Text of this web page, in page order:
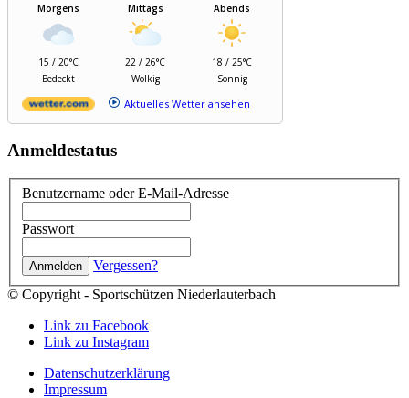
Morgens
15 / 20°C
Bedeckt
Mittags
22 / 26°C
Wolkig
Abends
18 / 25°C
Sonnig
Aktuelles Wetter ansehen
Anmeldestatus
Benutzername oder E-Mail-Adresse
Passwort
Vergessen?
© Copyright - Sportschützen Niederlauterbach
Link zu Facebook
Link zu Instagram
Datenschutzerklärung
Impressum